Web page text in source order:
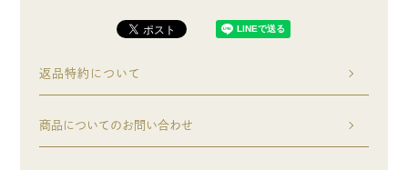
返品特約について
商品についてのお問い合わせ